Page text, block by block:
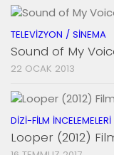
TELEVIZYON / SINEMA
Sound of My
22 OCAK 2013
DIZI-FILM İNCELEMELERI
Looper (2012)